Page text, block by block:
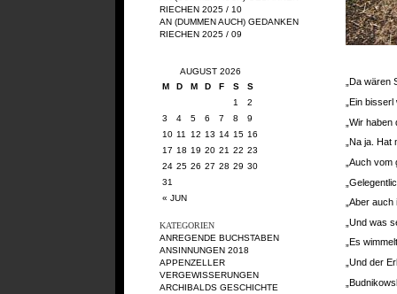
RIECHEN 2025 / 10
AN (DUMMEN AUCH) GEDANKEN
RIECHEN 2025 / 09
AUGUST 2026
M
D M D F S S
« JUN
1
2
3
4 5 6 7 8
9
10 11 12 13 14 15 16
17 18 19 20 21 22 23
24 25 26 27 28 29 30
31
KATEGORIEN
ANREGENDE BUCHSTABEN
ANSINNUNGEN 2018
APPENZELLER
VERGEWISSERUNGEN
ARCHIBALDS GESCHICHTE
„Da
„Ein
„Wir
„Na ja.
„Auch
„Aber
„Und was
„Es
„Und der